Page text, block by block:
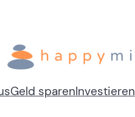
Geld sparenInvestieren